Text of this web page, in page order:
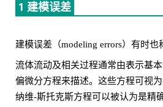
1 建模误差
建模误差（modeling errors）有时也
流体流动及相关过程通常由表示基
偏微分方程来描述。这些方程可视
纳维-斯托克斯方程可以被认为是精